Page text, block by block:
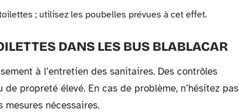
; utilisez les poubelles prévues à cet effet.
DANS LES BUS BLABLACAR
à l’entretien des sanitaires. Des contrôles
propreté élevé. En cas de problème, n’hésitez pas
nécessaires.